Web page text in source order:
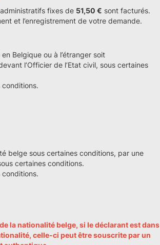
fixes de 51,50 € sont facturés.
et l’enregistrement de votre demande.
Belgique ou à l’étranger soit
l’Officier de l’Etat civil, sous certaines
conditions.
belge sous certaines conditions, par une
certaines conditions.
conditions.
la nationalité belge, si le déclarant est dans
celle-ci peut être souscrite par un